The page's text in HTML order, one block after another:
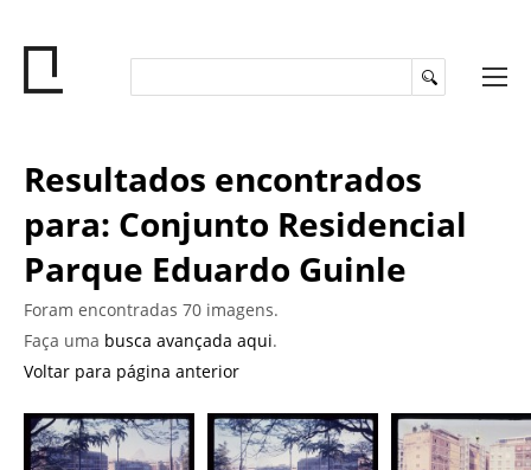
Resultados encontrados
para: Conjunto Residencial
Parque Eduardo Guinle
Foram encontradas 70 imagens.
Faça uma busca avançada aqui.
Voltar para página anterior